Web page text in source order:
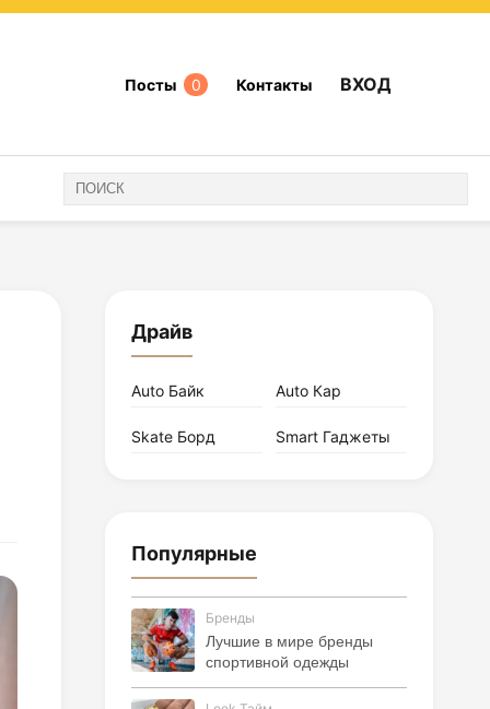
Посты 0 Контакты ВХОД
Драйв
Auto Байк Auto Кар
Skate Борд Smart Гаджеты
Популярные
Бренды
Лучшие в мире бренды
спортивной одежды